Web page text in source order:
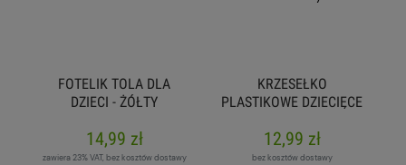
FOTELIK TOLA DLA
DZIECI - ŻÓŁTY
14,99 zł
zawiera 23% VAT, bez kosztów dostawy
KRZESEŁKO
PLASTIKOWE DZIECIĘCE
12,99 zł
bez kosztów dostawy